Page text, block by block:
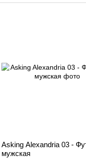
Asking Alexandria 03 -
мужская